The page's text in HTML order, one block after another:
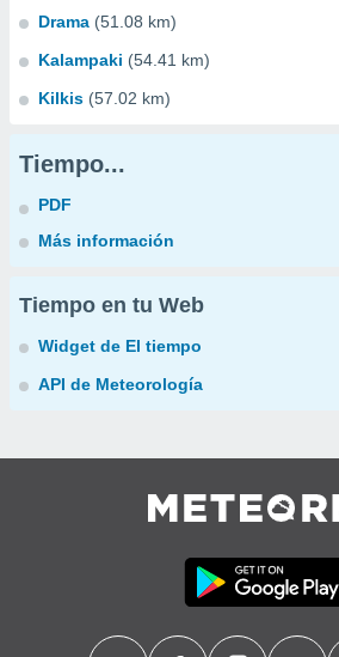
Drama (51.08 km)
Kalampaki (54.41 km)
Kilkis (57.02 km)
Tiempo...
PDF
Más información
Tiempo en tu Web
Widget de El tiempo
API de Meteorología